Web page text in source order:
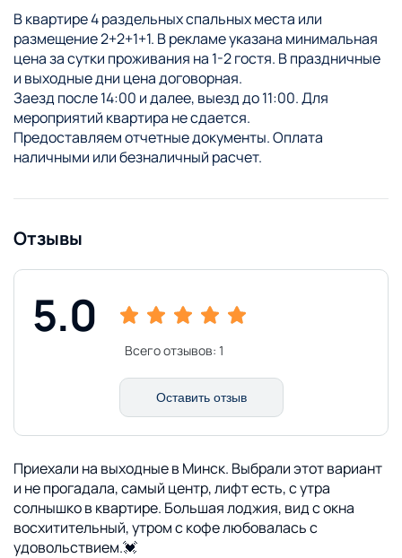
В квартире 4 раздельных спальных места или
размещение 2+2+1+1. В рекламе указана минимальная
цена за сутки проживания на 1-2 гостя. В праздничные
и выходные дни цена договорная.
Заезд после 14:00 и далее, выезд до 11:00. Для
мероприятий квартира не сдается.
Предоставляем отчетные документы. Оплата
наличными или безналичный расчет.
Отзывы
5.0
Всего отзывов: 1
Оставить отзыв
Приехали на выходные в Минск. Выбрали этот вариант
и не прогадала, самый центр, лифт есть, с утра
солнышко в квартире. Большая лоджия, вид с окна
восхитительный, утром с кофе любовалась с
удовольствием.💓